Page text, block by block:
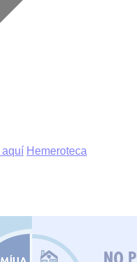
aquí Hemeroteca